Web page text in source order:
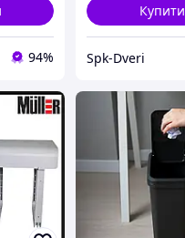
94%
Купити
Spk-Dveri